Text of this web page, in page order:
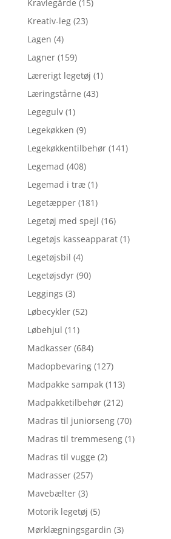
Kravlegårde (15)
Kreativ-leg (23)
Lagen (4)
Lagner (159)
Lærerigt legetøj (1)
Læringstårne (43)
Legegulv (1)
Legekøkken (9)
Legekøkkentilbehør (141)
Legemad (408)
Legemad i træ (1)
Legetæpper (181)
Legetøj med spejl (16)
Legetøjs kasseapparat (1)
Legetøjsbil (4)
Legetøjsdyr (90)
Leggings (3)
Løbecykler (52)
Løbehjul (11)
Madkasser (684)
Madopbevaring (127)
Madpakke sampak (113)
Madpakketilbehør (212)
Madras til juniorseng (70)
Madras til tremmeseng (1)
Madras til vugge (2)
Madrasser (257)
Mavebælter (3)
Motorik legetøj (5)
Mørklægningsgardin (3)